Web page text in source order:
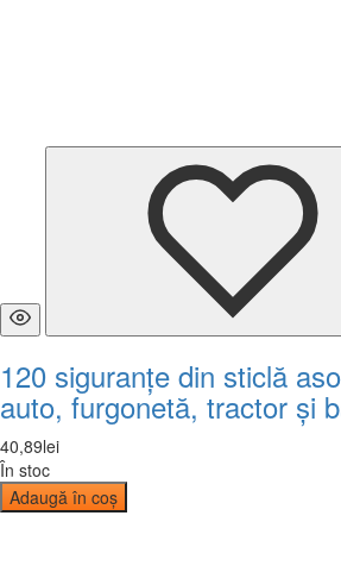
120 siguranțe din sticlă
auto, furgonetă, tractor și
40,89lei
În stoc
Adaugă în coș